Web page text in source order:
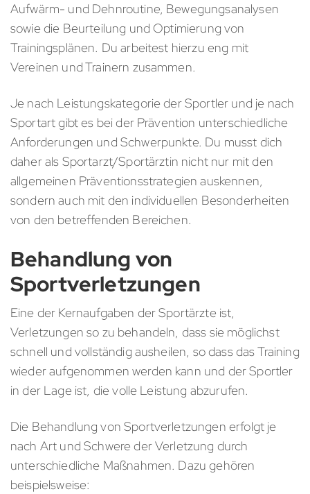
Aufwärm- und Dehnroutine, Bewegungsanalysen
sowie die Beurteilung und Optimierung von
Trainingsplänen. Du arbeitest hierzu eng mit
Vereinen und Trainern zusammen.
Je nach Leistungskategorie der Sportler und je nach
Sportart gibt es bei der Prävention unterschiedliche
Anforderungen und Schwerpunkte. Du musst dich
daher als Sportarzt/Sportärztin nicht nur mit den
allgemeinen Präventionsstrategien auskennen,
sondern auch mit den individuellen Besonderheiten
von den betreffenden Bereichen.
Behandlung von
Sportverletzungen
Eine der Kernaufgaben der Sportärzte ist,
Verletzungen so zu behandeln, dass sie möglichst
schnell und vollständig ausheilen, so dass das Training
wieder aufgenommen werden kann und der Sportler
in der Lage ist, die volle Leistung abzurufen.
Die Behandlung von Sportverletzungen erfolgt je
nach Art und Schwere der Verletzung durch
unterschiedliche Maßnahmen. Dazu gehören
beispielsweise: